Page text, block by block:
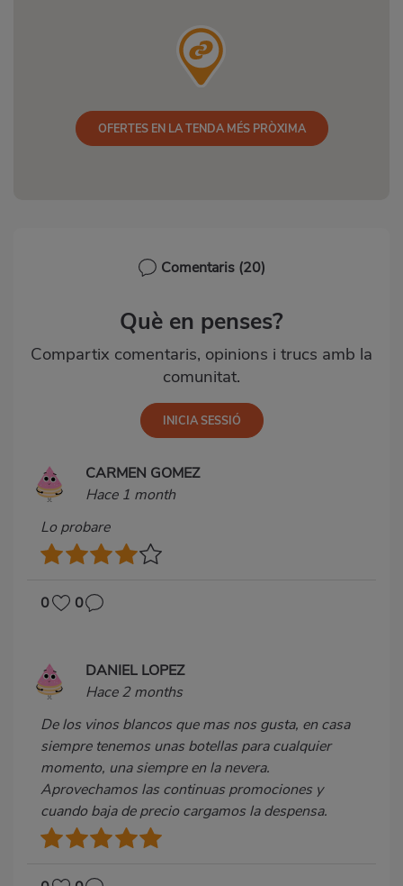
OFERTES EN LA TENDA MÉS PRÒXIMA
Comentaris (20)
Què en penses?
Compartix comentaris, opinions i trucs amb la
comunitat.
CARMEN GOMEZ
Hace 1 month
Lo probare
0 0
DANIEL LOPEZ
Hace 2 months
De los vinos blancos que mas nos gusta, en casa
siempre tenemos unas botellas para cualquier
momento, una siempre en la nevera.
Aprovechamos las continuas promociones y
cuando baja de precio cargamos la despensa.